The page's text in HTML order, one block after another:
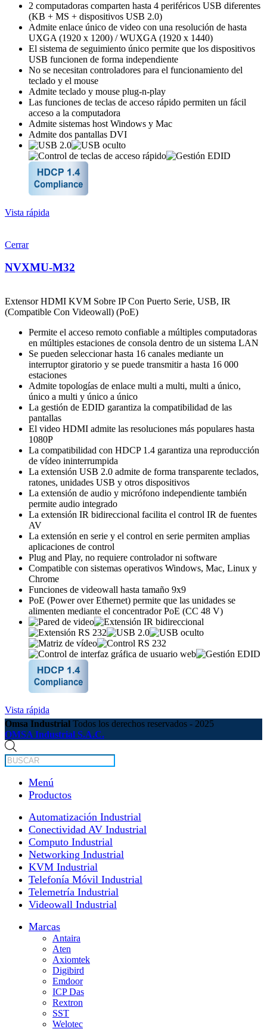
2 computadoras comparten hasta 4 periféricos USB diferentes
(KB + MS + dispositivos USB 2.0)
Admite enlace único de video con una resolución de hasta
UXGA (1920 x 1200) / WUXGA (1920 x 1440)
El sistema de seguimiento único permite que los dispositivos
USB funcionen de forma independiente
No se necesitan controladores para el funcionamiento del
teclado y el mouse
Admite teclado y mouse plug-n-play
Las funciones de teclas de acceso rápido permiten un fácil
acceso a la computadora
Admite sistemas host Windows y Mac
Admite dos pantallas DVI
Vista rápida
Cerrar
NVXMU-M32
Extensor HDMI KVM Sobre IP Con Puerto Serie, USB, IR
(Compatible Con Videowall) (PoE)
Permite el acceso remoto confiable a múltiples computadoras
en múltiples estaciones de consola dentro de un sistema LAN
Se pueden seleccionar hasta 16 canales mediante un
interruptor giratorio y se puede transmitir a hasta 16 000
estaciones
Admite topologías de enlace multi a multi, multi a único,
único a multi y único a único
La gestión de EDID garantiza la compatibilidad de las
pantallas
El video HDMI admite las resoluciones más populares hasta
1080P
La compatibilidad con HDCP 1.4 garantiza una reproducción
de vídeo ininterrumpida
La extensión USB 2.0 admite de forma transparente teclados,
ratones, unidades USB y otros dispositivos
La extensión de audio y micrófono independiente también
permite audio integrado
La extensión IR bidireccional facilita el control IR de fuentes
AV
La extensión en serie y el control en serie permiten amplias
aplicaciones de control
Plug and Play, no requiere controlador ni software
Compatible con sistemas operativos Windows, Mac, Linux y
Chrome
Funciones de videowall hasta tamaño 9x9
PoE (Power over Ethernet) permite que las unidades se
alimenten mediante el concentrador PoE (CC 48 V)
Vista rápida
Omsa Industrial Todos los derechos reservados - 2025
OMSA Industrial S.A.C.
de
productos
Menú
Productos
Automatización Industrial
Conectividad AV Industrial
Computo Industrial
Networking Industrial
KVM Industrial
Telefonía Móvil Industrial
Telemetría Industrial
Videowall Industrial
Marcas
Antaira
Aten
Axiomtek
Digibird
Emdoor
ICP Das
Rextron
SST
Welotec